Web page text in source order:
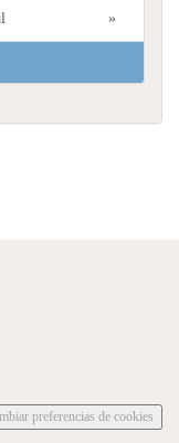
»
preferencias de cookies